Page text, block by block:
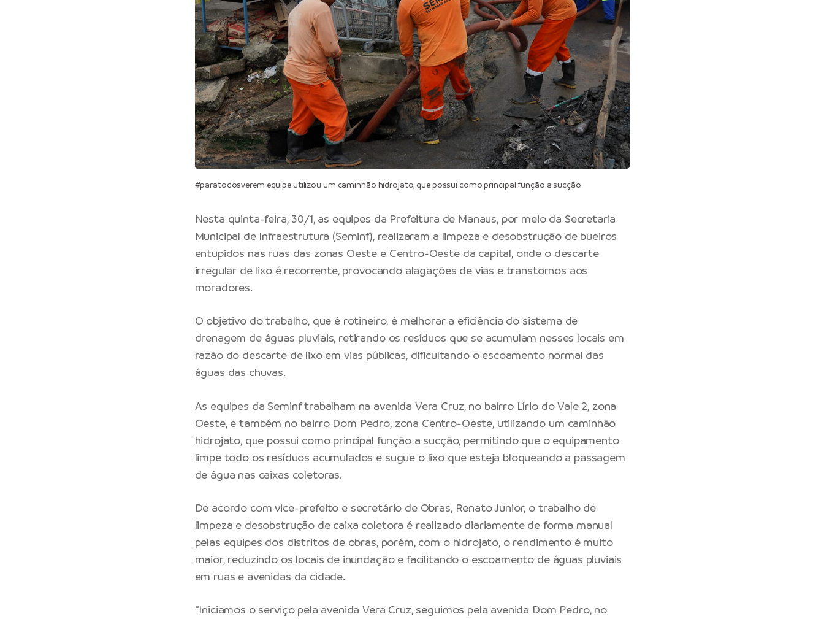
#paratodosverem equipe utilizou um caminhão hidrojato, que possui como principal função a sucção
Nesta quinta-feira, 30/1, as equipes da Prefeitura de Manaus, por meio da Secretaria
Municipal de Infraestrutura (Seminf), realizaram a limpeza e desobstrução de bueiros
entupidos nas ruas das zonas Oeste e Centro-Oeste da capital, onde o descarte
irregular de lixo é recorrente, provocando alagações de vias e transtornos aos
moradores.
O objetivo do trabalho, que é rotineiro, é melhorar a eficiência do sistema de
drenagem de águas pluviais, retirando os resíduos que se acumulam nesses locais em
razão do descarte de lixo em vias públicas, dificultando o escoamento normal das
águas das chuvas.
As equipes da Seminf trabalham na avenida Vera Cruz, no bairro Lírio do Vale 2, zona
Oeste, e também no bairro Dom Pedro, zona Centro-Oeste, utilizando um caminhão
hidrojato, que possui como principal função a sucção, permitindo que o equipamento
limpe todo os resíduos acumulados e sugue o lixo que esteja bloqueando a passagem
de água nas caixas coletoras.
De acordo com vice-prefeito e secretário de Obras, Renato Junior, o trabalho de
limpeza e desobstrução de caixa coletora é realizado diariamente de forma manual
pelas equipes dos distritos de obras, porém, com o hidrojato, o rendimento é muito
maior, reduzindo os locais de inundação e facilitando o escoamento de águas pluviais
em ruas e avenidas da cidade.
“Iniciamos o serviço pela avenida Vera Cruz, seguimos pela avenida Dom Pedro, no